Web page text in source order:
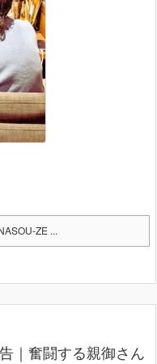
ZE ...
｜奮闘する親御さん